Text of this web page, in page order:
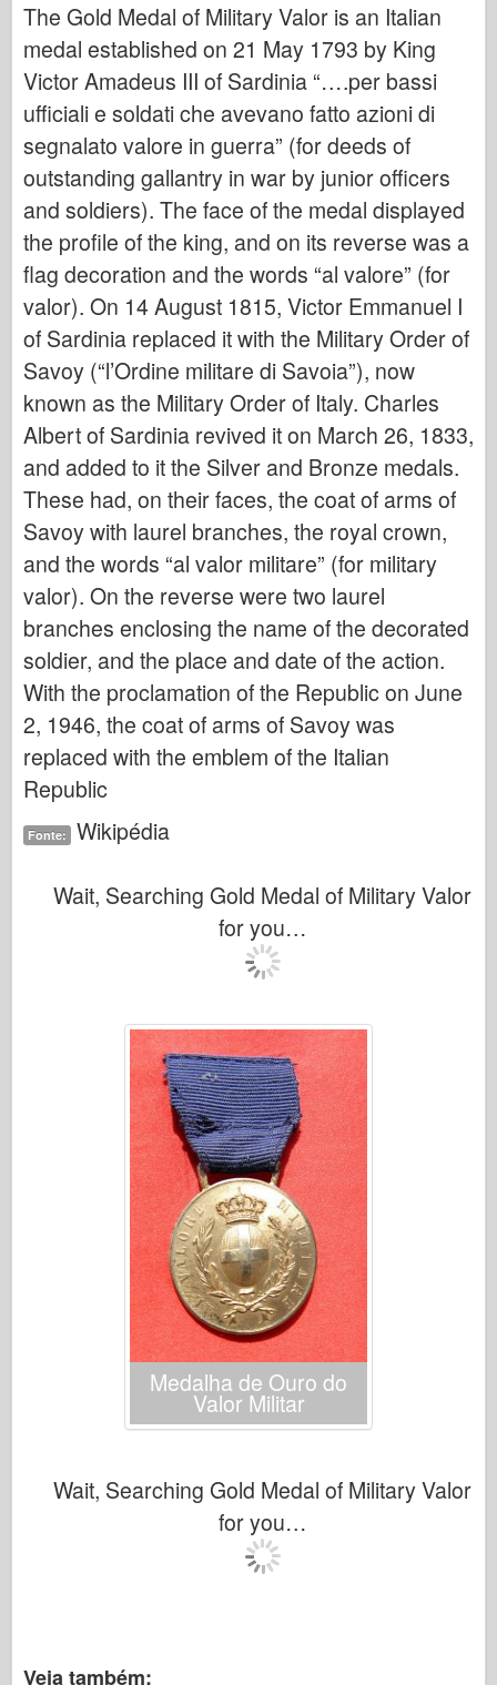
Hasegawa
Heller
Modelos IBG
Icm
Italeri
Lenda
Modelo Meng
Tamiya
Tristar
Trompetista
Zvezda
Álbuns-Fotos
Ande por aí
Livros
Dvds
Contato
le Journal
Os Kits
The Gold Medal of Military Valor is an Italian
medal established on 21 May 1793 by King
Victor Amadeus III of Sardinia “….per bassi
ufficiali e soldati che avevano fatto azioni di
segnalato valore in guerra” (for deeds of
outstanding gallantry in war by junior officers
and soldiers). The face of the medal displayed
the profile of the king, and on its reverse was a
flag decoration and the words “al valore” (for
valor). On 14 August 1815, Victor Emmanuel I
of Sardinia replaced it with the Military Order of
Savoy (“l’Ordine militare di Savoia”), now
known as the Military Order of Italy. Charles
Albert of Sardinia revived it on March 26, 1833,
and added to it the Silver and Bronze medals.
These had, on their faces, the coat of arms of
Savoy with laurel branches, the royal crown,
and the words “al valor militare” (for military
valor). On the reverse were two laurel
branches enclosing the name of the decorated
soldier, and the place and date of the action.
With the proclamation of the Republic on June
2, 1946, the coat of arms of Savoy was
replaced with the emblem of the Italian
Republic
Fonte: Wikipédia
Wait, Searching Gold Medal of Military Valor
for you…
Medalha de Ouro do
Valor Militar
Wait, Searching Gold Medal of Military Valor
for you…
Veja também: